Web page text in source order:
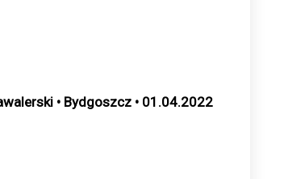
• Bydgoszcz • 01.04.2022